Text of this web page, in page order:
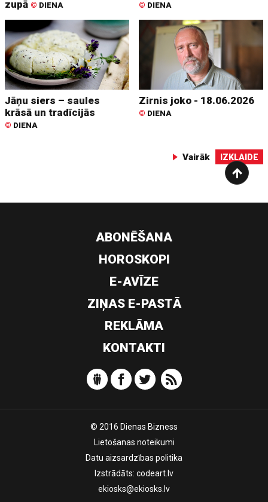
zupā © DIENA © DIENA
Jāņu siers – saules
krāsā un tradīcijās
© DIENA
Zirnis joko - 18.06.2026
© DIENA
Vairāk IZKLAIDE
ABONĒŠANA
HOROSKOPI
E-AVĪZE
ZIŅAS E-PASTĀ
REKLĀMA
KONTAKTI
© 2016 Dienas Bizness
Lietošanas noteikumi
Datu aizsardzības politika
Izstrādāts: codeart.lv
ekiosks@ekiosks.lv